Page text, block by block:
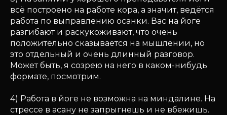
всё построено на работе кора, а значит, ведётся
работа по выправлению осанки. Вас на йоге
разгибают и раскукоживают, что очень
положительно сказывается на мышлении, но
это отдельный и очень длинный разговор.
Может быть, я созрею на него в каком-нибудь
формате, посмотрим.
4) Работа в йоге не возможна на миндалине. На
стрессе в асану не запрыгнешь и не вбежишь.